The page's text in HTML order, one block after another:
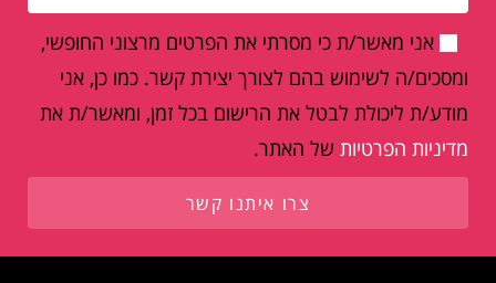
אני מאשר/ת כי מסרתי את הפרטים מרצוני החופשי,
ומסכים/ה לשימוש בהם לצורך יצירת קשר. כמו כן, אני
מודע/ת ליכולת לבטל את הרישום בכל זמן, ומאשר/ת את
מדיניות הפרטיות של האתר.
צרו איתנו קשר